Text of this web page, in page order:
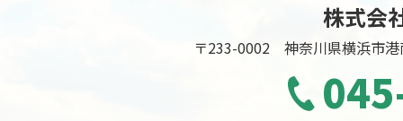
株式会
〒233-0002 神奈川県横浜市